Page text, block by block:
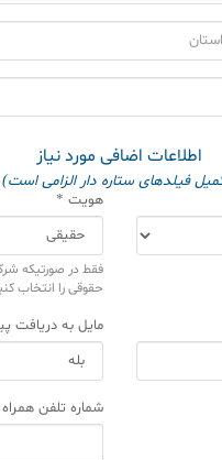
اطلاعات اضافی مورد نیاز
فیلدهای ستاره دار الزامی است)
هویت *
فقط در صورتیکه
حقوقی را انتخاب
مایل به دریافت
شماره تلفن